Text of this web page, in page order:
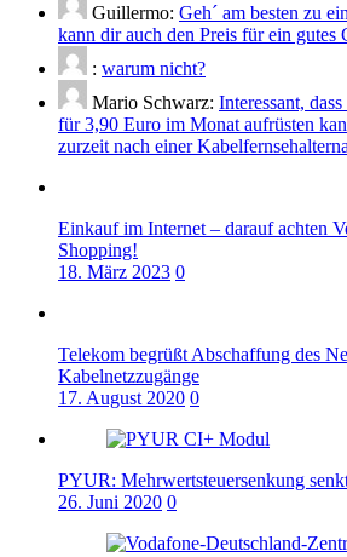
Guillermo: Geh´ am besten zu
kann dir auch den Preis für ein gutes
: warum nicht?
Mario Schwarz: Interessant,
für 3,90 Euro im Monat aufrüsten
zurzeit nach einer
Einkauf im Internet – darauf achten
Shopping!
18. März 2023 0
Telekom begrüßt Abschaffung des
Kabelnetzzugänge
17. August 2020 0
PYUR: Mehrwertsteuersenkung
26. Juni 2020 0